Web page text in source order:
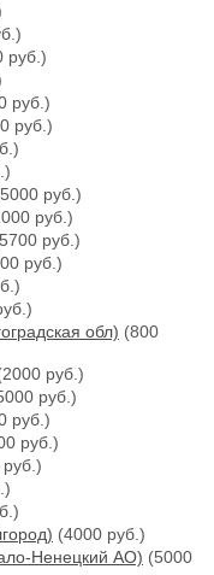
руб.)
руб.)
руб.)
руб.)
руб.)
руб.)
руб.)
обл) (800
руб.)
руб.)
руб.)
руб.)
(4000 руб.)
Ненецкий АО) (5000